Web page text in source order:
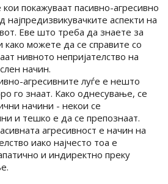
кои покажуваат пасивно-агресивно
аспекти на
Еве што треба да знаете за
како можете да се справите со
нивното непријателство на
начин.
агресивните луѓе е нешто
го знаат. Како однесување, се
начини - некои се
и тешко е да се препознаат.
агресивност е начин на
иако најчесто тоа е
и индиректно преку